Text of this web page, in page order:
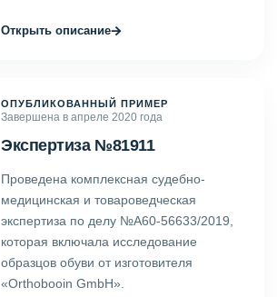
Открыть описание→
ОПУБЛИКОВАННЫЙ ПРИМЕР
Завершена в апреле 2020 года
Экспертиза №81911
Проведена комплексная судебно-
медицинская и товароведческая
экспертиза по делу №А60-56633/2019,
которая включала исследование
образцов обуви от изготовителя
«Orthobooin GmbH».